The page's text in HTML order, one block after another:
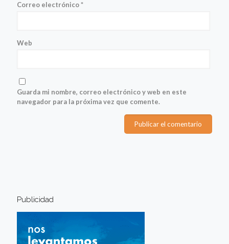
Correo electrónico*
Web
Guarda mi nombre, correo electrónico y web en este
navegador para la próxima vez que comente.
Publicidad